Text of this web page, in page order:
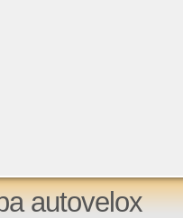
autovelox